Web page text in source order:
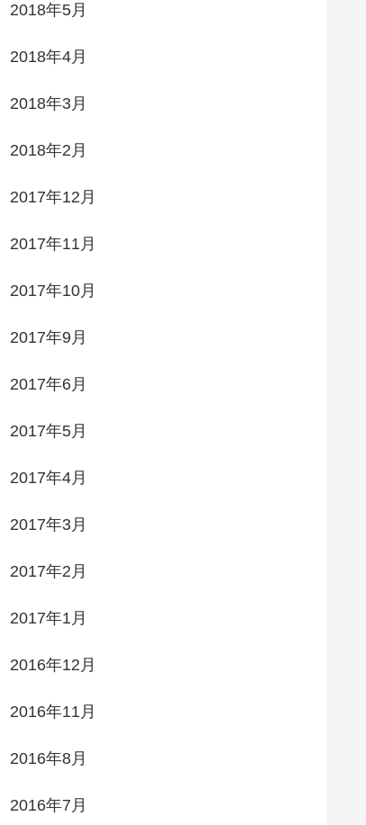
2018年5月
2018年4月
2018年3月
2018年2月
2017年12月
2017年11月
2017年10月
2017年9月
2017年6月
2017年5月
2017年4月
2017年3月
2017年2月
2017年1月
2016年12月
2016年11月
2016年8月
2016年7月